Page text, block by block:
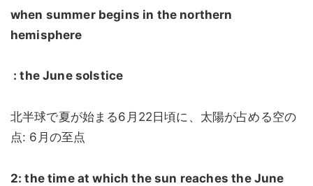
when summer begins in the northern
hemisphere
: the June solstice
北半球で夏が始まる6月22日頃に、太陽が占める空の
点: 6月の至点
2: the time at which the sun reaches the June